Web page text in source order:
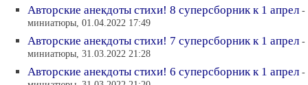
Авторские анекдоты стихи! 8 суперсборник к 1 апрел -
миниатюры, 01.04.2022 17:49
Авторские анекдоты стихи! 7 суперсборник к 1 апрел -
миниатюры, 31.03.2022 21:28
Авторские анекдоты стихи! 6 суперсборник к 1 апрел -